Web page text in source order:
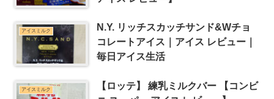
アイスミルク
N.Y. リッチスカッチサンド&Wチョ
コレートアイス｜アイス レビュー｜
毎日アイス生活
アイスミルク
【ロッテ】 練乳ミルクバー 【コンビ